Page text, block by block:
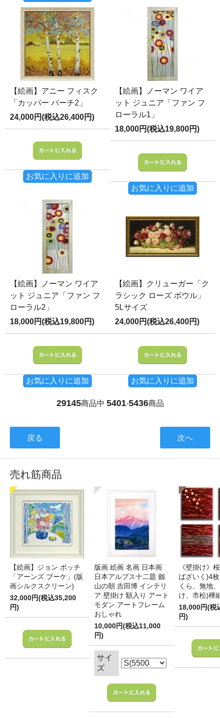
【絵画】アニー フィスク
「カッパー バーチ2」
24,000円(税込26,400円)
お気に入りに追加
【絵画】ノーマン ワイア
ット ジュニア「ファン フ
ローラル1」
18,000円(税込19,800円)
お気に入りに追加
【絵画】ノーマン ワイア
ット ジュニア「ファン フ
ローラル2」
18,000円(税込19,800円)
お気に入りに追加
【絵画】クリューガー「ク
ラシック ローズ ボウル」
5Lサイズ
24,000円(税込26,400円)
お気に入りに追加
29145商品中 5401-5436商品
戻る 次へ
売れ筋商品
【絵画】ジョン ボッチ
「アーンズ ブーケ」(版
画シルクスクリーン)
32,000円(税込35,200
円)
版画 絵画 名画 日本画
日本アルプス十二題 劔
山の朝 吉田博 インテリ
ア 壁掛け 額入り アート
モダン アートフレーム
おしゃれ
10,000円(税込11,000
円)
サイ
ズ
《壁掛け》
ばざいく)4
くら、無地
け、市松)樺
18,000円(税
円)